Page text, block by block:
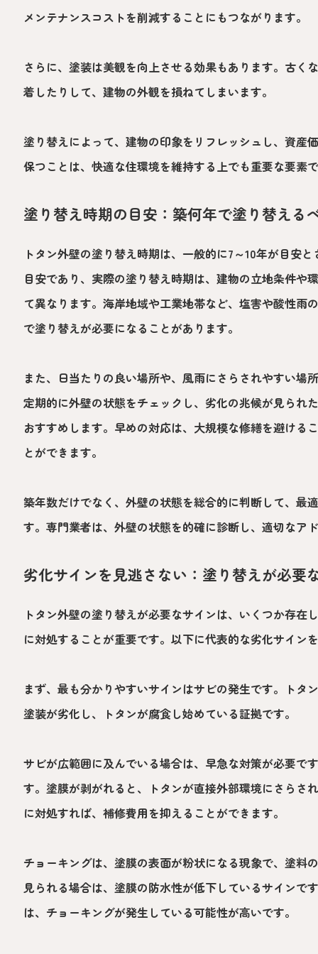
メンテナンスコストを削減することにもつながります。
さらに、塗装は美観を向上させる効果もあります。古く
着したりして、建物の外観を損ねてしまいます。
塗り替えによって、建物の印象をリフレッシュし、資産
保つことは、快適な住環境を維持する上でも重要な要素
塗り替え時期の目安：築何年で塗り替える
トタン外壁の塗り替え時期は、一般的に7～10年が目安
目安であり、実際の塗り替え時期は、建物の立地条件や
て異なります。海岸地域や工業地帯など、塩害や酸性雨
で塗り替えが必要になることがあります。
また、日当たりの良い場所や、風雨にさらされやすい場
定期的に外壁の状態をチェックし、劣化の兆候が見られ
おすすめします。早めの対応は、大規模な修繕を避ける
とができます。
築年数だけでなく、外壁の状態を総合的に判断して、最
す。専門業者は、外壁の状態を的確に診断し、適切なア
劣化サインを見逃さない：塗り替えが必要
トタン外壁の塗り替えが必要なサインは、いくつか存在
に対処することが重要です。以下に代表的な劣化サイン
まず、最も分かりやすいサインはサビの発生です。トタ
塗装が劣化し、トタンが腐食し始めている証拠です。
サビが広範囲に及んでいる場合は、早急な対策が必要で
す。塗膜が剥がれると、トタンが直接外部環境にさらさ
に対処すれば、補修費用を抑えることができます。
チョーキングは、塗膜の表面が粉状になる現象で、塗料
見られる場合は、塗膜の防水性が低下しているサインで
は、チョーキングが発生している可能性が高いです。